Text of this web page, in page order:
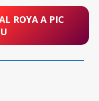
ROYA A PIC